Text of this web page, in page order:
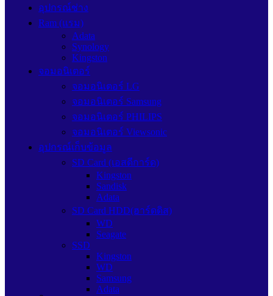
อุปกรณ์ช่าง
Ram (แรม)
Adata
Synology
Kingston
จอมอนิเตอร์
จอมอนิเตอร์ LG
จอมอนิเตอร์ Samsung
จอมอนิเตอร์ PHILIPS
จอมอนิเตอร์ Viewsonic
อุปกรณ์เก็บข้อมูล
SD Card (เอสดีการ์ด)
Kingston
Sandisk
Adata
SD Card HDD(ฮาร์ดดิส)
WD
Seagate
SSD
Kingston
WD
Samsung
Adata